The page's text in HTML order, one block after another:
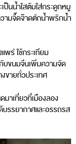
ป็นน้ำใสต้มใส่กระดูกหมู
วามจี๊ดจ๊าดตักน้ำพริกน้ำ
พร่ ใช้กระเทียม
บขนมจีนเพิ่มความจัด
ายทั่วประเทศ
มาเที่ยวที่เมืองลอง
รรยากาศและอรรถรส